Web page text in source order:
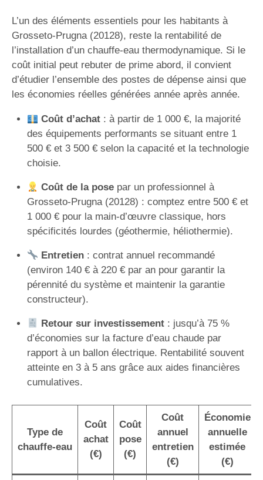
L’un des éléments essentiels pour les habitants à
Grosseto-Prugna (20128), reste la rentabilité de
l’installation d’un chauffe-eau thermodynamique. Si le
coût initial peut rebuter de prime abord, il convient
d’étudier l’ensemble des postes de dépense ainsi que
les économies réelles générées année après année.
Coût d’achat: à partir de 1 000 €, la majorité
des équipements performants se situant entre 1
500 € et 3 500 € selon la capacité et la technologie
choisie.
Coût de la posepar un professionnel à
Grosseto-Prugna (20128) : comptez entre 500 € et
1 000 € pour la main-d’œuvre classique, hors
spécificités lourdes (géothermie, héliothermie).
Entretien: contrat annuel recommandé
(environ 140 € à 220 € par an pour garantir la
pérennité du système et maintenir la garantie
constructeur).
Retour sur investissement: jusqu’à 75 %
d’économies sur la facture d’eau chaude par
rapport à un ballon électrique. Rentabilité souvent
atteinte en 3 à 5 ans grâce aux aides financières
cumulatives.
Type de
chauffe-eau
Coût
achat
(€)
Coût
pose
(€)
Coût
annuel
entretien
(€)
Économie
annuelle
estimée
(€)